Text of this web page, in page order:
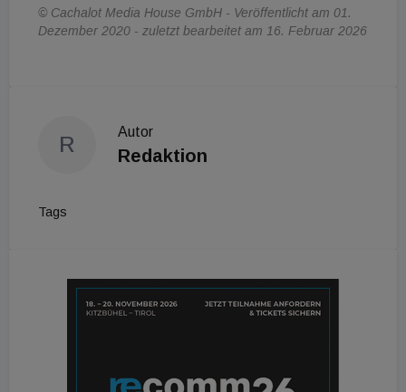
© Cachalot Media House GmbH - Veröffentlicht am 01.
Dezember 2020 - zuletzt bearbeitet am 16. Februar 2026
R
Autor
Redaktion
Tags